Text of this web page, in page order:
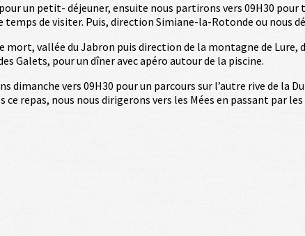
un petit- déjeuner, ensuite nous partirons vers 09H30
de visiter. Puis, direction Simiane-la-Rotonde ou nous
vallée du Jabron puis direction de la montagne de
Galets, pour un dîner avec apéro autour de la piscine.
vers 09H30 pour un parcours sur l’autre rive de la
repas, nous nous dirigerons vers les Mées en passant par